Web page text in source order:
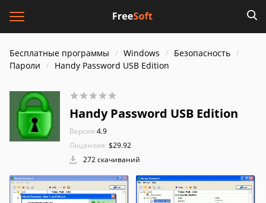
Бесплатные программы Windows
Безопасность
Пароли
Handy Password USB Edition
Handy Password USB Edition
Версия:4.9
Лицензия: $29.92
272 скачиваний